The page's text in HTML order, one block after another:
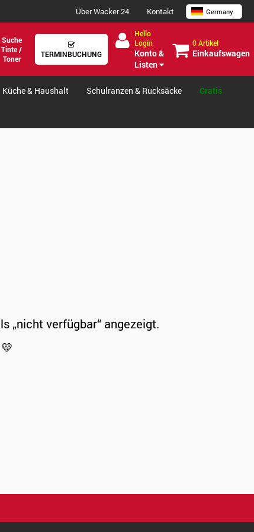
Über Wacker 24 Kontakt Germany
Suche
Tinte /
Toner
TERMINBUCHUNG
Hello
Login
Konto &
Listen
0 Artikel
Einkaufswagen
Küche & Haushalt Schulranzen & Rucksäcke Gratis
„nicht verfügbar“ angezeigt.